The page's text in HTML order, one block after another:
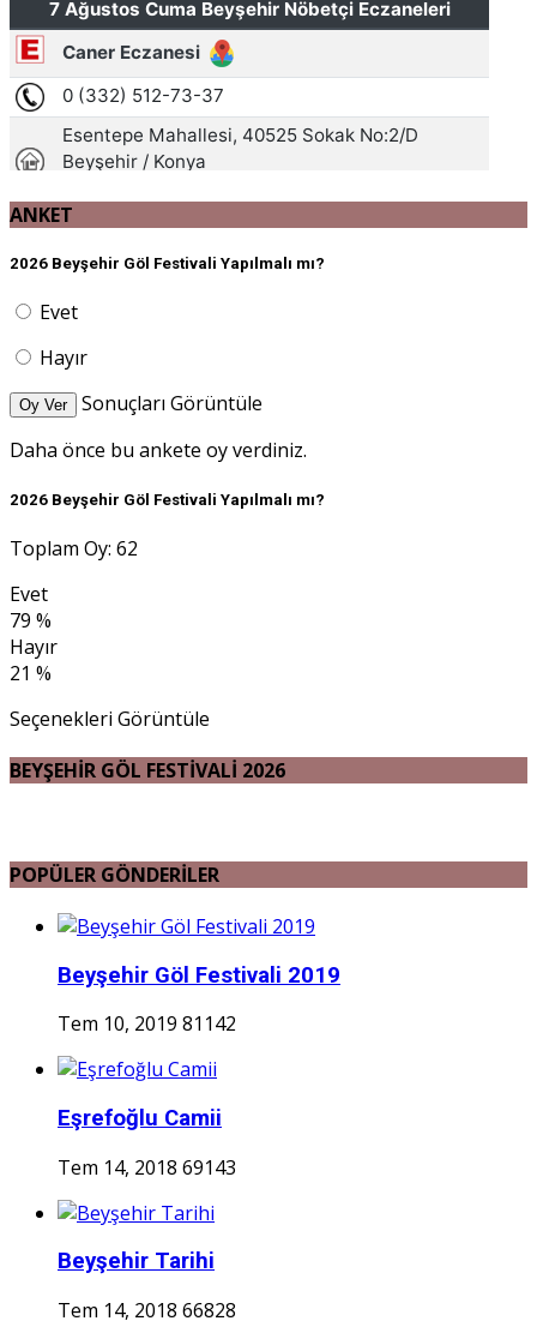
ANKET
2026 Beyşehir Göl Festivali Yapılmalı mı?
Evet
Hayır
Oy Ver
Sonuçları Görüntüle
Daha önce bu ankete oy verdiniz.
2026 Beyşehir Göl Festivali Yapılmalı mı?
Toplam Oy: 62
Evet
79 %
Hayır
21 %
Seçenekleri Görüntüle
BEYŞEHİR GÖL FESTİVALİ 2026
POPÜLER GÖNDERİLER
Beyşehir Göl Festivali 2019
Tem 10, 2019 81142
Eşrefoğlu Camii
Tem 14, 2018 69143
Beyşehir Tarihi
Tem 14, 2018 66828